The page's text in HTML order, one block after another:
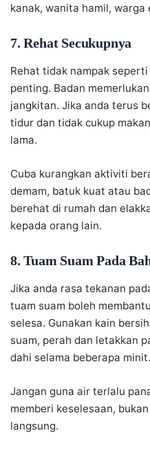
kanak, wanita hamil, warga
7. Rehat Secukupnya
Rehat tidak nampak
penting. Badan
jangkitan. Jika anda terus
tidur dan tidak cukup
lama.
Cuba kurangkan aktiviti
demam, batuk kuat atau
berehat di rumah dan
kepada orang lain.
8. Tuam Suam Pada
Jika anda rasa tekanan
tuam suam boleh
selesa. Gunakan kain
suam, perah dan letakkan
dahi selama beberapa minit.
Jangan guna air terlalu
memberi keselesaan,
langsung.